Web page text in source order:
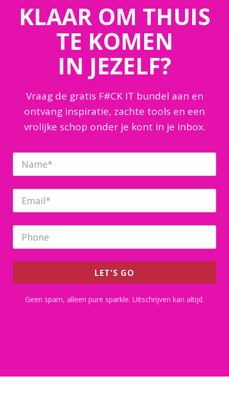
KLAAR OM THUIS
TE KOMEN
IN JEZELF?
Vraag de gratis F#CK IT bundel aan en
ontvang inspiratie, zachte tools en een
vrolijke schop onder je kont in je inbox.
LET'S GO
Geen spam, alleen pure sparkle. Uitschrijven kan altijd.